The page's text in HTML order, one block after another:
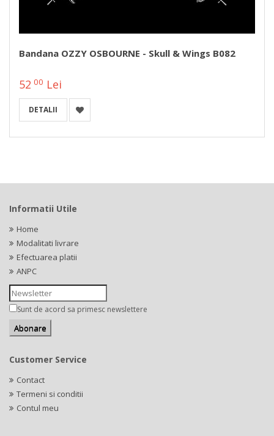
Bandana OZZY OSBOURNE - Skull & Wings B082
52 00 Lei
DETALII
Informatii Utile
Home
Modalitati livrare
Efectuarea platii
ANPC
Sunt de acord sa primesc newslettere
Customer Service
Contact
Termeni si conditii
Contul meu